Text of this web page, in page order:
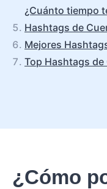
¿Cuánto tiempo
Hashtags de
Mejores
Top Hashtags de
¿Cómo